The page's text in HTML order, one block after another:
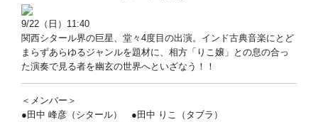
9/22（日）11:40
関西シタール界の巨星、堂々4度目の出演。インド古典音楽にとど
まらずあらゆるジャンルを題材に、相方「りこ嬢」との息の合っ
た演奏で見る者を幽玄の世界へといざなう！！
＜メンバー＞
●田中 峰彦（シタール） ●田中 りこ（タブラ）